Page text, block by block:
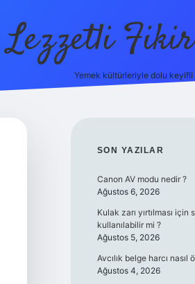
Lezzetli Fikir
Yemek kültürleriyle dolu keyifli
SON YAZILAR
Canon AV modu nedir ?
Ağustos 6, 2026
Kulak zarı yırtılması için
kullanılabilir mi ?
Ağustos 5, 2026
Avcılık belge harcı nasıl
Ağustos 4, 2026